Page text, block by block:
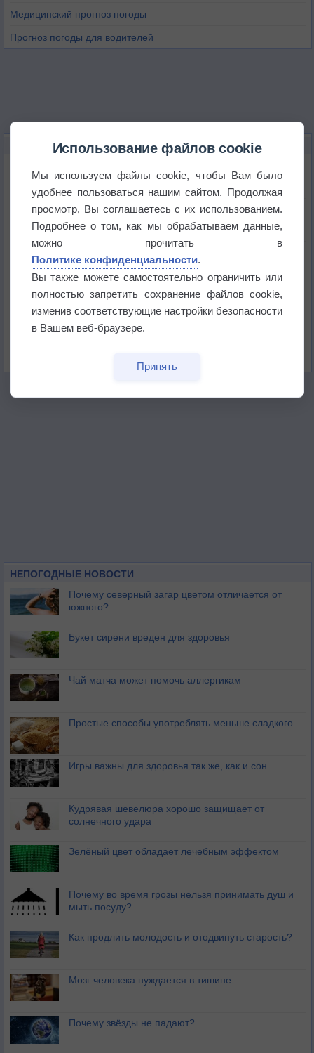
Медицинский прогноз погоды
Прогноз погоды для водителей
НОВОЕ О ПОГОДЕ
Приложение построит маршрут через тень
Атмосфера начала замерзать
В Приморье обнаружены морские волны тепла
Изменение климата повлияло на ареал обитания
НЕПОГОДНЫЕ НОВОСТИ
Почему северный загар цветом отличается от
южного?
Букет сирени вреден для здоровья
Чай матча может помочь аллергикам
Простые способы употреблять меньше сладкого
Игры важны для здоровья так же, как и сон
Кудрявая шевелюра хорошо защищает от
солнечного удара
Зелёный цвет обладает лечебным эффектом
Почему во время грозы нельзя принимать душ и
мыть посуду?
Как продлить молодость и отодвинуть старость?
Мозг человека нуждается в тишине
Почему звёзды не падают?
Использование файлов cookie
Мы используем файлы cookie, чтобы Вам было
удобнее пользоваться нашим сайтом. Продолжая
просмотр, Вы соглашаетесь с их использованием.
Подробнее о том, как мы обрабатываем данные,
можно прочитать в
Политике конфиденциальности.
Вы также можете самостоятельно ограничить или
полностью запретить сохранение файлов cookie,
изменив соответствующие настройки безопасности
в Вашем веб-браузере.
Принять